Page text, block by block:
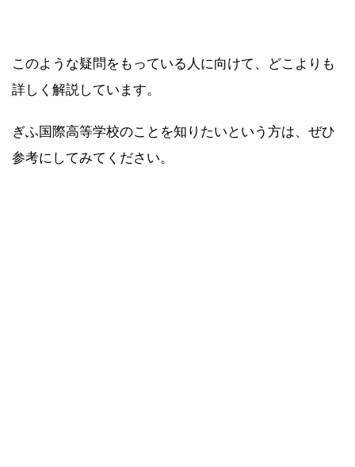
このような疑問をもっている人に向けて、どこよりも
詳しく解説しています。
ぎふ国際高等学校のことを知りたいという方は、ぜひ
参考にしてみてください。